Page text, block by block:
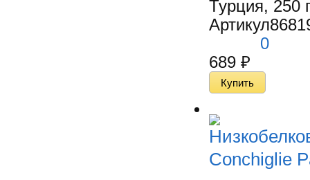
Турция, 250
Артикул
0
689 ₽
Conchiglie